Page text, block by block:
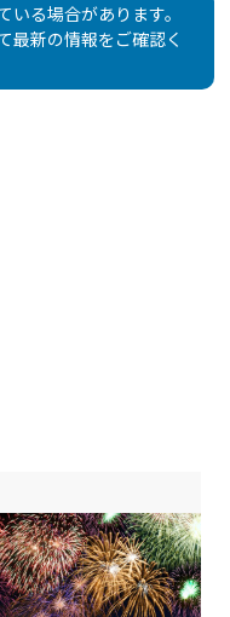
る場合があります。
最新の情報をご確認く